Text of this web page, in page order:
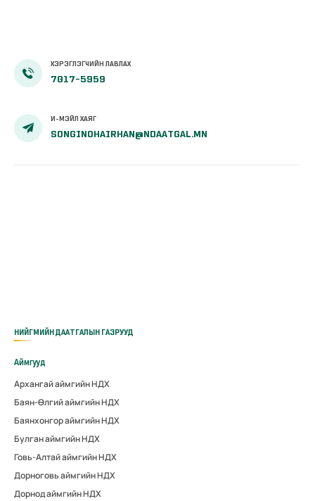
ХЭРЭГЛЭГЧИЙН ЛАВЛАХ
7017-5959
И-МЭЙЛ ХАЯГ
SONGINOHAIRHAN@NDAATGAL.MN
НИЙГМИЙН ДААТГАЛЫН ГАЗРУУД
Аймгууд
Архангай аймгийн НДХ
Баян-Өлгий аймгийн НДХ
Баянхонгор аймгийн НДХ
Булган аймгийн НДХ
Говь-Алтай аймгийн НДХ
Дорноговь аймгийн НДХ
Дорнод аймгийн НДХ